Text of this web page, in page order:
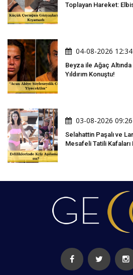
Toplayan Hareket:
04-08-2026 12:34
Beyza ile Ağaç
Yıldırım Konuştu!
03-08-2026 09:26
Selahattin Paşalı ve
Mesafeli Tatili Kafaları